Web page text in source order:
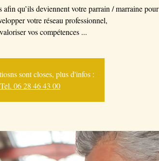
afin qu’ils deviennent votre parrain / marraine pour
votre réseau professionnel,
vos compétences ...
sont closes, plus d'infos :
Tel. 06 28 46 43 00